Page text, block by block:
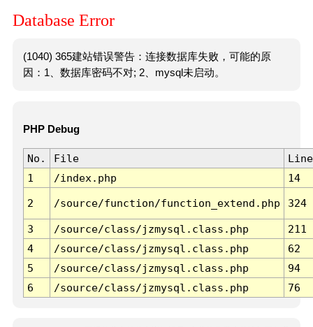
Database Error
(1040) 365建站错误警告：连接数据库失败，可能的原
因：1、数据库密码不对; 2、mysql未启动。
PHP Debug
No. File
Line
1
/index.php 14
2 /source/function/function_extend.php 324
3 /source/class/jzmysql.class.php
211
4
/source/class/jzmysql.class.php
62
5
/source/class/jzmysql.class.php
94
6
/source/class/jzmysql.class.php 76